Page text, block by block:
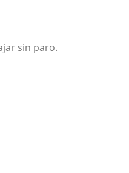
sin paro.